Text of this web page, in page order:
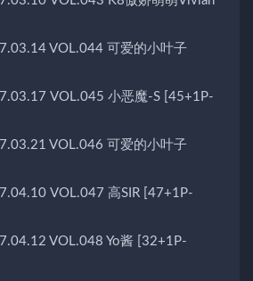
VOL.044 可爱的小叶子
VOL.045 小恶魔-S [45+1P-
VOL.046 可爱的小叶子
VOL.047 高SIR [47+1P-
VOL.048 Yo酱 [32+1P-